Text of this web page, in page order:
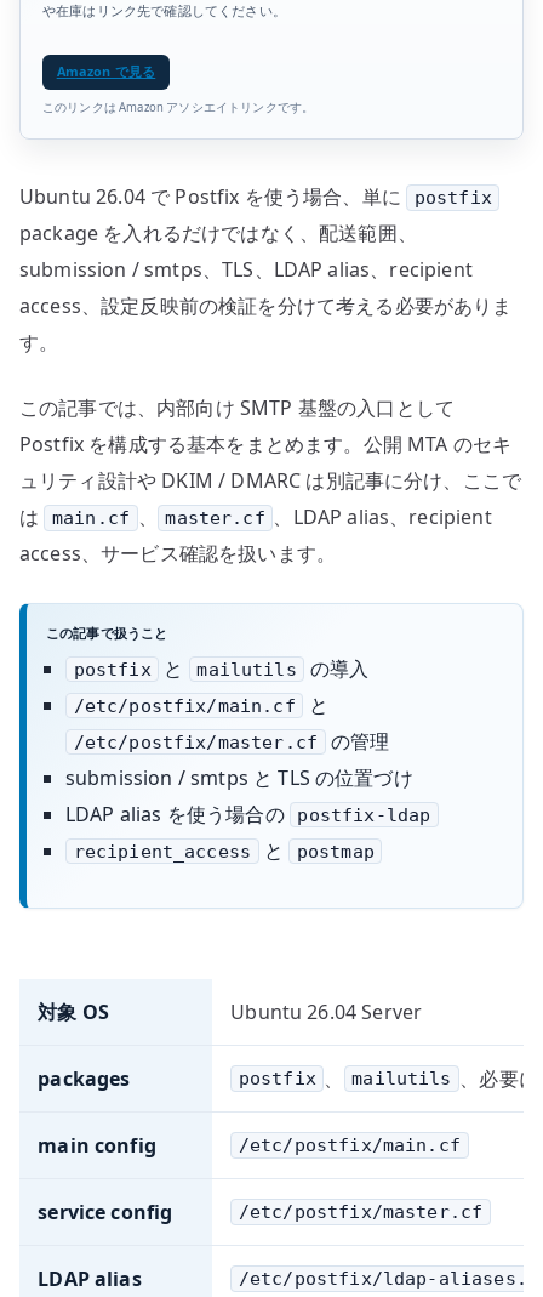
や在庫はリンク先で確認してください。
Amazon で見る
このリンクは Amazon アソシエイトリンクです。
Ubuntu 26.04 で Postfix を使う場合、単に postfix
package を入れるだけではなく、配送範囲、
submission / smtps、TLS、LDAP alias、recipient
access、設定反映前の検証を分けて考える必要がありま
す。
この記事では、内部向け SMTP 基盤の入口として
Postfix を構成する基本をまとめます。公開 MTA のセキ
ュリティ設計や DKIM / DMARC は別記事に分け、ここで
は
main.cf 、 master.cf 、LDAP alias、recipient
access、サービス確認を扱います。
この記事で扱うこと
postfix と mailutils の導入
/etc/postfix/main.cf と
/etc/postfix/master.cf
の管理
submission / smtps と TLS の位置づけ
LDAP alias を使う場合の
postfix-ldap
recipient_access
と postmap
対象 OS Ubuntu 26.04 Server
packages postfix 、 mailutils 、必要
main config /etc/postfix/main.cf
service config /etc/postfix/master.cf
LDAP alias /etc/postfix/ldap-